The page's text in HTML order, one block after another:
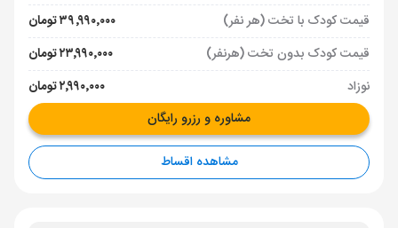
قیمت کودک با تخت (هر نفر)
۳۹٬۹۹۰٬۰۰۰ تومان
قیمت کودک بدون تخت (هرنفر)
۲۳٬۹۹۰٬۰۰۰ تومان
نوزاد
۲٬۹۹۰٬۰۰۰ تومان
مشاوره و رزرو رایگان
مشاهده اقساط